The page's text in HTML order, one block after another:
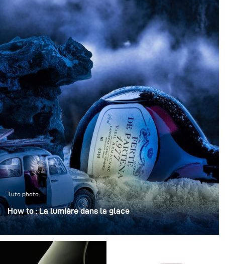
Tuto photo
How to : La lumière dans la glace
« La lumière dans la glace » transforme une bouteille
iconique en un objet sculptural, figé dans une
atmosphère claire et cristalline.